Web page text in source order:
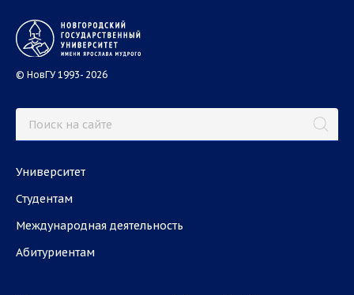
© НовГУ 1993- 2026
Университет
Студентам
Международная деятельность
Абитуриентам